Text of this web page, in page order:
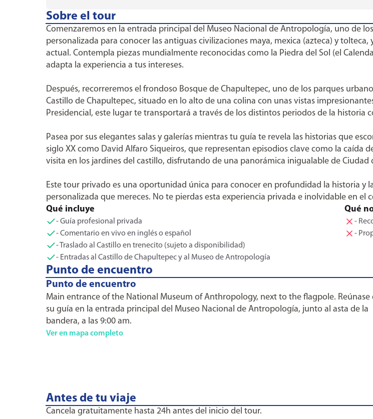
Sobre el tour
Comenzaremos en la entrada principal del Museo Nacional de Antropología, uno de
personalizada para conocer las antiguas civilizaciones maya, mexica (azteca) y
actual. Contempla piezas mundialmente reconocidas como la Piedra del Sol (el
adapta la experiencia a tus intereses.
Después, recorreremos el frondoso Bosque de Chapultepec, uno de los parques
Castillo de Chapultepec, situado en lo alto de una colina con unas vistas
Presidencial, este lugar te transportará a través de los distintos periodos de la historia
Pasea por sus elegantes salas y galerías mientras tu guía te revela las historias que
siglo XX como David Alfaro Siqueiros, que representan episodios clave como la caída
visita en los jardines del castillo, disfrutando de una panorámica inigualable de Ciudad
Este tour privado es una oportunidad única para conocer en profundidad la historia y
personalizada que mereces. No te pierdas esta experiencia privada e inolvidable en el
Qué incluye
- Guía profesional privada
- Comentario en vivo en inglés o español
- Traslado al Castillo en trenecito (sujeto a disponibilidad)
- Entradas al Castillo de Chapultepec y al Museo de Antropología
Qué
-
-
Punto de encuentro
Punto de encuentro
Main entrance of the National Museum of Anthropology, next to the flagpole. Reúnase
su guía en la entrada principal del Museo Nacional de Antropología, junto al asta de la
bandera, a las 9:00 am.
Ver en mapa completo
Antes de tu viaje
Cancela gratuitamente hasta 24h antes del inicio del tour.